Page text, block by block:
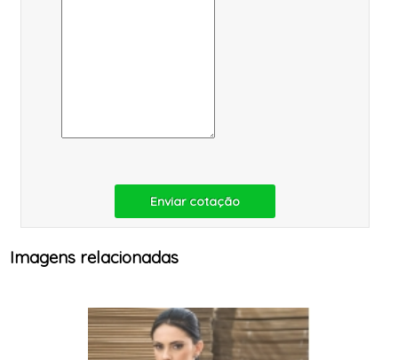
Enviar cotação
Imagens relacionadas